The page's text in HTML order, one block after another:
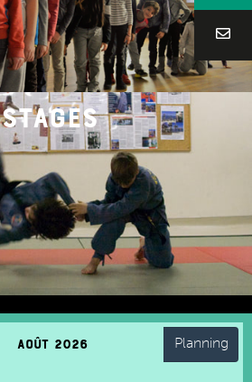
stages
août 2026 Planning